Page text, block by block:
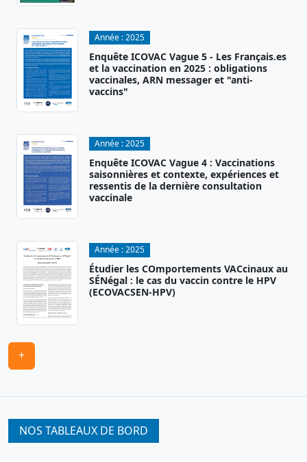
Année :2025
Enquête ICOVAC Vague 5 - Les Français.es
et la vaccination en 2025 : obligations
vaccinales, ARN messager et "anti-
vaccins"
Année :2025
Enquête ICOVAC Vague 4 : Vaccinations
saisonnières et contexte, expériences et
ressentis de la dernière consultation
vaccinale
Année :2025
Étudier les COmportements VACcinaux au
SÉNégal : le cas du vaccin contre le HPV
(ECOVACSEN-HPV)
+
NOS TABLEAUX DE BORD